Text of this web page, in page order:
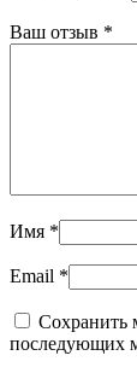
Ваш отзыв *
Имя *
Email *
Сохранить
последующих